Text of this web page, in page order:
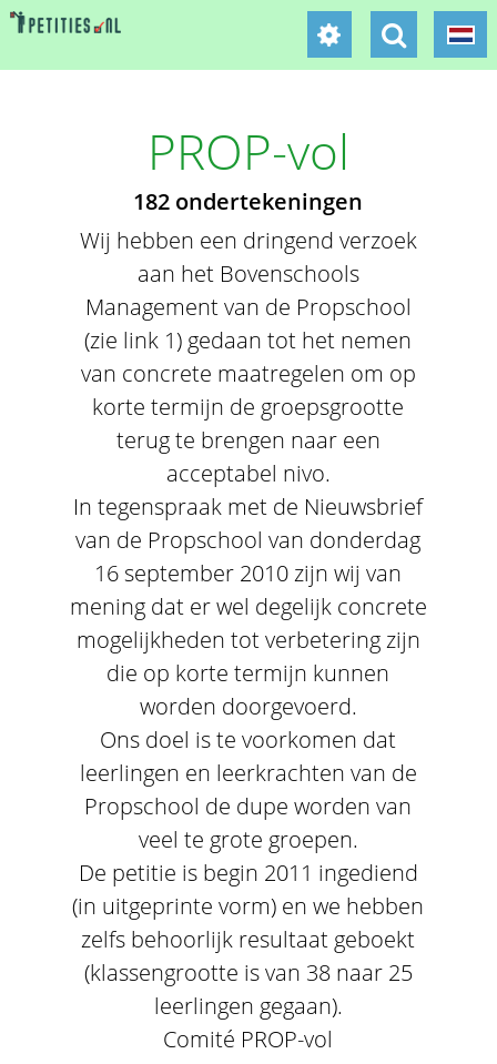
PROP-vol
182 ondertekeningen
Wij hebben een dringend verzoek
aan het Bovenschools
Management van de Propschool
(zie link 1) gedaan tot het nemen
van concrete maatregelen om op
korte termijn de groepsgrootte
terug te brengen naar een
acceptabel nivo.
In tegenspraak met de Nieuwsbrief
van de Propschool van donderdag
16 september 2010 zijn wij van
mening dat er wel degelijk concrete
mogelijkheden tot verbetering zijn
die op korte termijn kunnen
worden doorgevoerd.
Ons doel is te voorkomen dat
leerlingen en leerkrachten van de
Propschool de dupe worden van
veel te grote groepen.
De petitie is begin 2011 ingediend
(in uitgeprinte vorm) en we hebben
zelfs behoorlijk resultaat geboekt
(klassengrootte is van 38 naar 25
leerlingen gegaan).
Comité PROP-vol